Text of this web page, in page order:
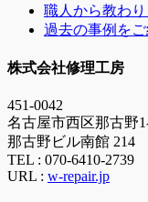
職人から教わり
過去の事例をご
株式会社修理工房
451-0042
名古屋市西区那古野
那古野ビル南館 214
TEL : 070-6410-2739
URL : w-repair.jp